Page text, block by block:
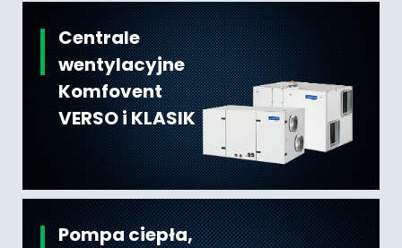
Centrale
wentylacyjne
Komfovent
VERSO i KLASIK
Pompa ciepła,